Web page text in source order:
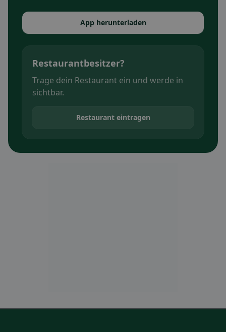
App herunterladen
Restaurantbesitzer?
Trage dein Restaurant ein und werde in
sichtbar.
Restaurant eintragen